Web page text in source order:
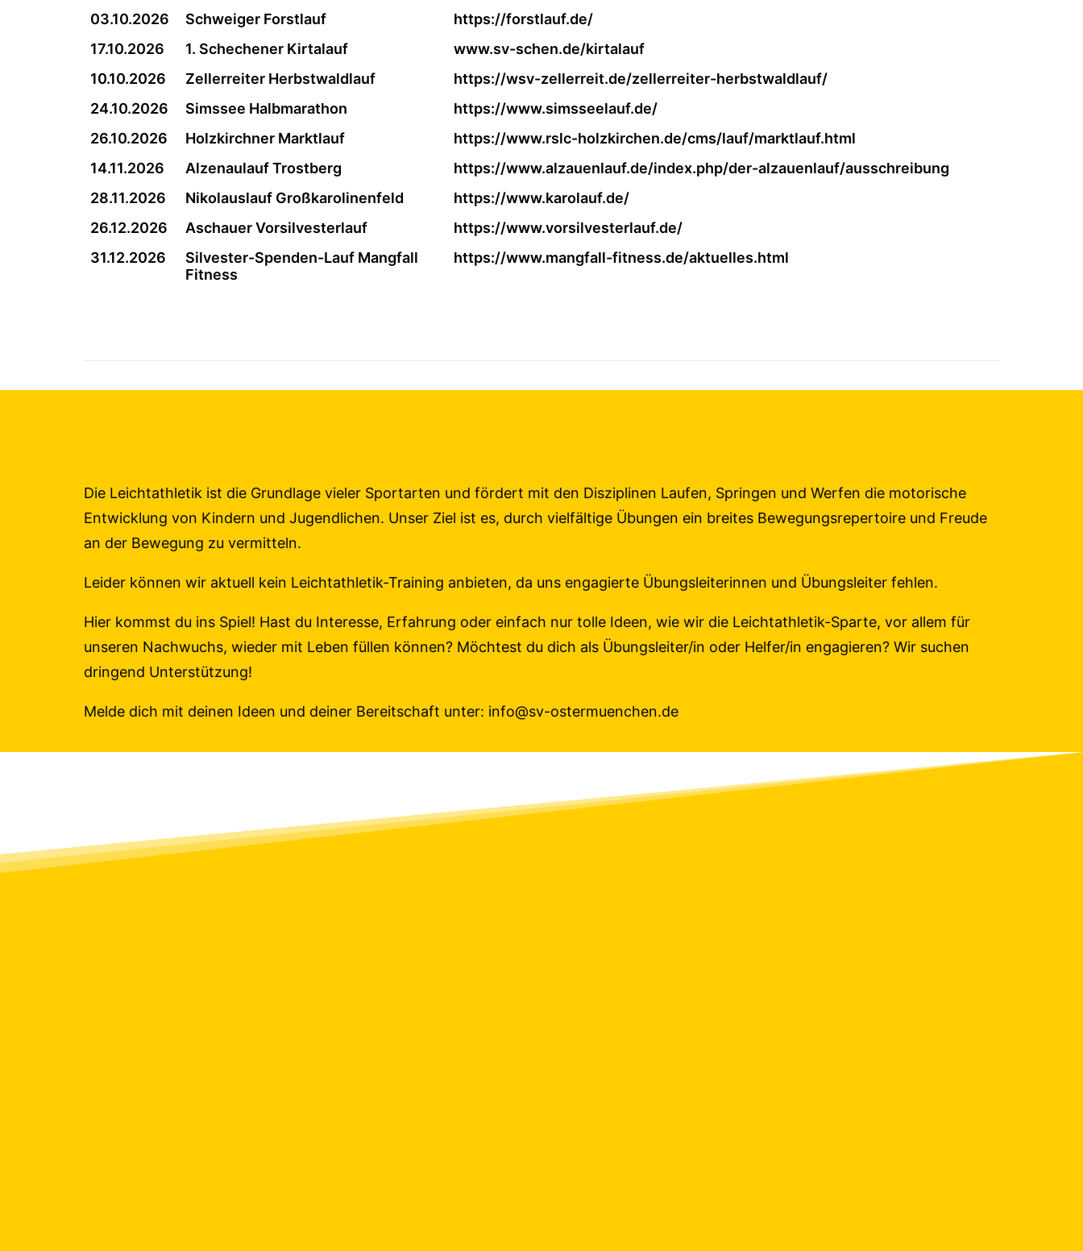
03.10.2026
Schweiger Forstlauf
https://forstlauf.de/
17.10.2026
1. Schechener Kirtalauf
www.sv-schen.de/kirtalauf
10.10.2026
Zellerreiter Herbstwaldlauf
https://wsv-zellerreit.de/zellerreiter-herbstwaldlauf/
24.10.2026
Simssee Halbmarathon
https://www.simsseelauf.de/
26.10.2026
Holzkirchner Marktlauf
https://www.rslc-holzkirchen.de/cms/lauf/marktlauf.html
14.11.2026
Alzenaulauf Trostberg
https://www.alzauenlauf.de/index.php/der-alzauenlauf/ausschreibung
28.11.2026
Nikolauslauf Großkarolinenfeld
https://www.karolauf.de/
26.12.2026
Aschauer Vorsilvesterlauf
https://www.vorsilvesterlauf.de/
31.12.2026
Silvester-Spenden-Lauf Mangfall
Fitness
https://www.mangfall-fitness.de/aktuelles.html
Die Leichtathletik ist die Grundlage vieler Sportarten und fördert mit den Disziplinen Laufen, Springen und Werfen die motorische
Entwicklung von Kindern und Jugendlichen. Unser Ziel ist es, durch vielfältige Übungen ein breites Bewegungsrepertoire und Freude
an der Bewegung zu vermitteln.
Leider können wir aktuell kein Leichtathletik-Training anbieten, da uns engagierte Übungsleiterinnen und Übungsleiter fehlen.
Hier kommst du ins Spiel! Hast du Interesse, Erfahrung oder einfach nur tolle Ideen, wie wir die Leichtathletik-Sparte, vor allem für
unseren Nachwuchs, wieder mit Leben füllen können? Möchtest du dich als Übungsleiter/in oder Helfer/in engagieren? Wir suchen
dringend Unterstützung!
Melde dich mit deinen Ideen und deiner Bereitschaft unter: info@sv-ostermuenchen.de